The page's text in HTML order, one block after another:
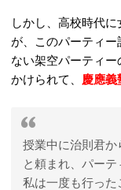
しかし、高校時代
が、このパーティ
ない架空パーティ
かけられて、 慶應義
授業中に治則君か
と頼まれ、パーテ
私は一度も行っ